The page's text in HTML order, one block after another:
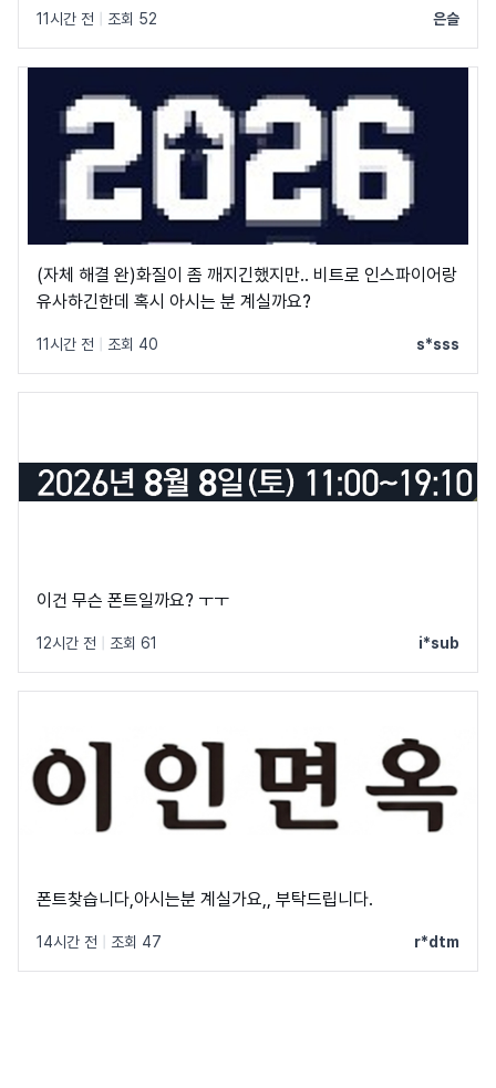
11시간 전 조회 52 은슬
(자체 해결 완)화질이 좀 깨지긴했지만.. 비트로 인스파이어랑
유사하긴한데 혹시 아시는 분 계실까요?
11시간 전 조회 40 s*sss
이건 무슨 폰트일까요? ㅜㅜ
12시간 전 조회 61 i*sub
폰트찾습니다,아시는분 계실가요,, 부탁드립니다.
14시간 전 조회 47 r*dtm